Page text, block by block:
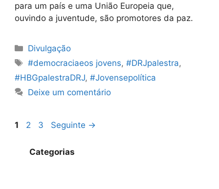
para um país e uma União Europeia que,
ouvindo a juventude, são promotores da paz.
Categorias
Divulgação
Etiquetas
#democraciaeos jovens,#DRJpalestra,
#HBGpalestraDRJ, #Jovensepolítica
Deixe um comentário
Navegação
artigos
Página
1 Página
2 Página
3 Seguinte →
Categorias